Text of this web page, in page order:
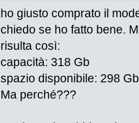
ho giusto comprato il
chiedo se ho fatto bene.
risulta così:
capacità: 318 Gb
spazio disponibile: 298 Gb
Ma perché???